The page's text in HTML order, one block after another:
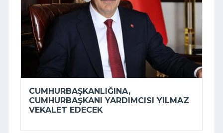
CUMHURBAŞKANLIĞINA,
CUMHURBAŞKANI YARDIMCISI YILMAZ
VEKALET EDECEK